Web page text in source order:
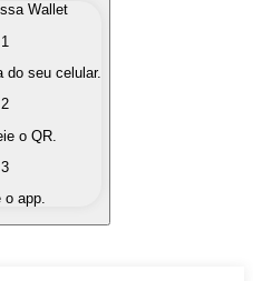
de seu interesse de forma
em moeda fiduciária
por outra
Wallet
1
do seu celular.
2
o QR.
3
o app.